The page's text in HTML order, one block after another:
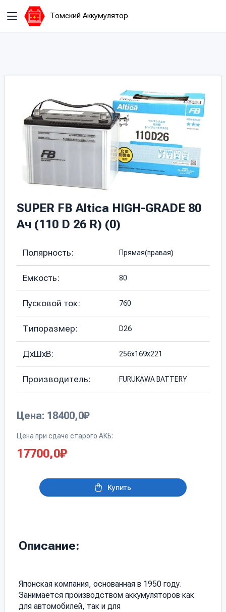
Томский Аккумулятор
SUPER FB Altica HIGH-GRADE 80
Ач (110 D 26 R) (0)
Полярность: Прямая(правая)
Емкость: 80
Пусковой ток: 760
Типоразмер: D26
ДхШхВ: 256х169х221
Производитель: FURUKAWA BATTERY
Цена: 18400,0₽
Цена при сдаче старого АКБ:
17700,0₽
Купить
Описание:
Японская компания, основанная в 1950 году.
Занимается производством аккумуляторов как
для автомобилей, так и для